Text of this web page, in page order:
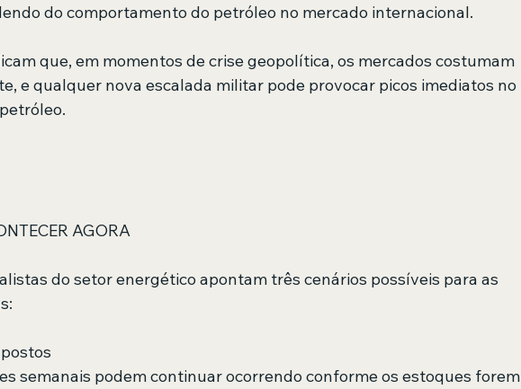
do comportamento do petróleo no mercado internacional.
que, em momentos de crise geopolítica, os mercados costumam
e qualquer nova escalada militar pode provocar picos imediatos no
AGORA
do setor energético apontam três cenários possíveis para as
semanais podem continuar ocorrendo conforme os estoques forem